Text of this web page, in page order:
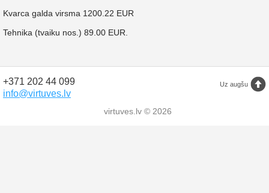
Kvarca galda virsma 1200.22 EUR
Tehnika (tvaiku nos.) 89.00 EUR.
Uz augšu
+371 202 44 099
info@virtuves.lv
virtuves.lv © 2026